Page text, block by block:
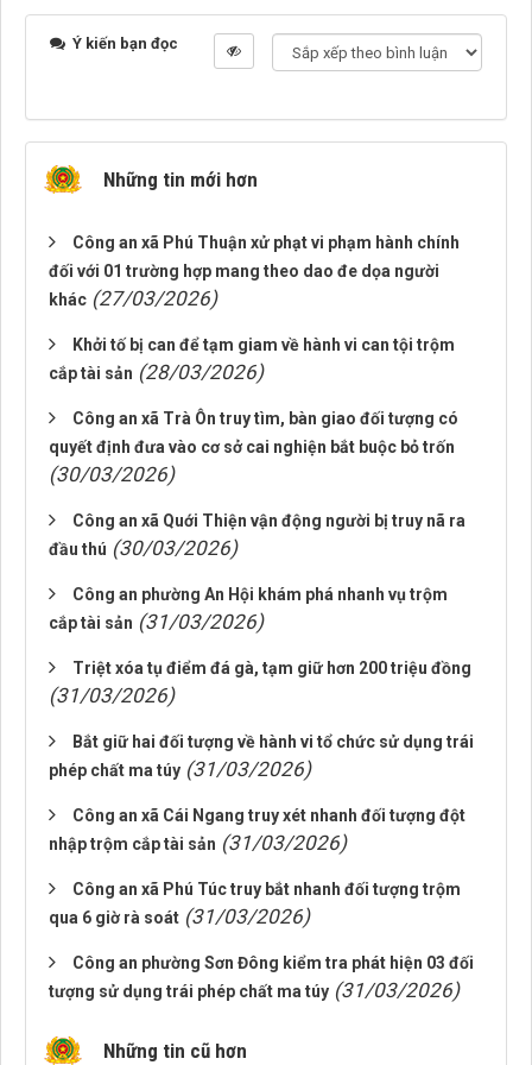
Ý kiến bạn đọc
Những tin mới hơn
Công an xã Phú Thuận xử phạt vi phạm hành chính
đối với 01 trường hợp mang theo dao đe dọa người
khác (27/03/2026)
Khởi tố bị can để tạm giam về hành vi can tội trộm
cắp tài sản (28/03/2026)
Công an xã Trà Ôn truy tìm, bàn giao đối tượng có
quyết định đưa vào cơ sở cai nghiện bắt buộc bỏ trốn
(30/03/2026)
Công an xã Quới Thiện vận động người bị truy nã ra
đầu thú (30/03/2026)
Công an phường An Hội khám phá nhanh vụ trộm
cắp tài sản (31/03/2026)
Triệt xóa tụ điểm đá gà, tạm giữ hơn 200 triệu đồng
(31/03/2026)
Bắt giữ hai đối tượng về hành vi tổ chức sử dụng trái
phép chất ma túy (31/03/2026)
Công an xã Cái Ngang truy xét nhanh đối tượng đột
nhập trộm cắp tài sản (31/03/2026)
Công an xã Phú Túc truy bắt nhanh đối tượng trộm
qua 6 giờ rà soát (31/03/2026)
Công an phường Sơn Đông kiểm tra phát hiện 03 đối
tượng sử dụng trái phép chất ma túy (31/03/2026)
Những tin cũ hơn